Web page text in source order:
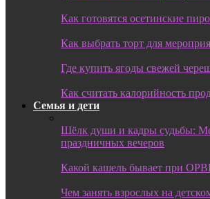
Как готовятся осетинские
Как выбрать торт для
Где купить ягоды свежей
Как считать калорийность
Семья и дети
Шёлк души и кадры судьбы:
праздничных вечеров
Какой кашель бывает при
Чем занять взрослых на